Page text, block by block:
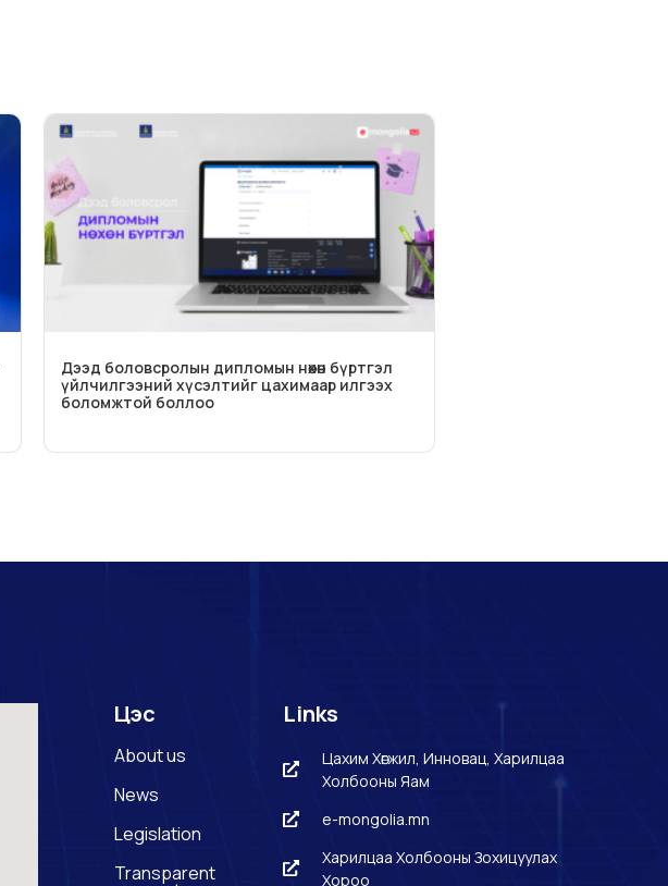
Дээд боловсролын дипломын нөхөн бүртгэл
үйлчилгээний хүсэлтийг цахимаар илгээх
боломжтой боллоо
Цэс
About us
News
Legislation
Transparent
Links
Цахим Хөгжил, Инновац, Харилцаа
Холбооны Яам
e-mongolia.mn
Харилцаа Холбооны Зохицуулах
Хороо